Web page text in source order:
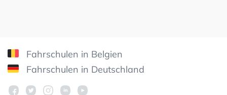
Fahrschulen in Belgien
Fahrschulen in Deutschland